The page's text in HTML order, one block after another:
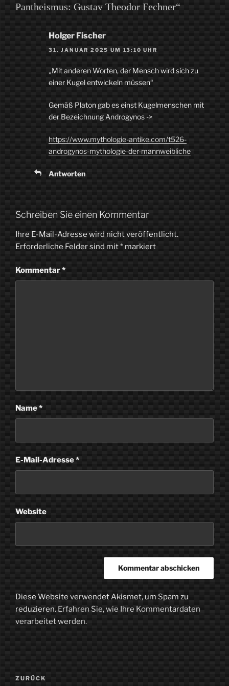
Pantheismus: Gustav Theodor Fechner“
Holger Fischer
31. JANUAR 2025 UM 13:10 UHR
„Mit anderen Worten, der Mensch wird sich zu
einer Kugel entwickeln müssen“
Gemäß Platon gab es einst Kugelmenschen mit
der Bezeichnung Androgynos ->
https://www.mythologie-antike.com/t526-
androgynos-mythologie-der-mannweibliche
Antworten
Schreiben Sie einen Kommentar
Ihre E-Mail-Adresse wird nicht veröffentlicht.
Erforderliche Felder sind mit* markiert
Kommentar*
Name*
E-Mail-Adresse*
Website
Diese Website verwendet Akismet, um Spam zu
reduzieren. Erfahren Sie, wie Ihre Kommentardaten
verarbeitet werden.
Beitragsnavigation
Vorheriger
ZURÜCK